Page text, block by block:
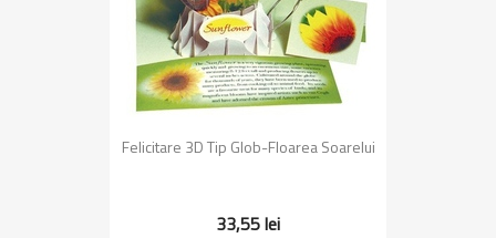
Felicitare 3D Tip Glob-Floarea Soarelui
33,55 lei